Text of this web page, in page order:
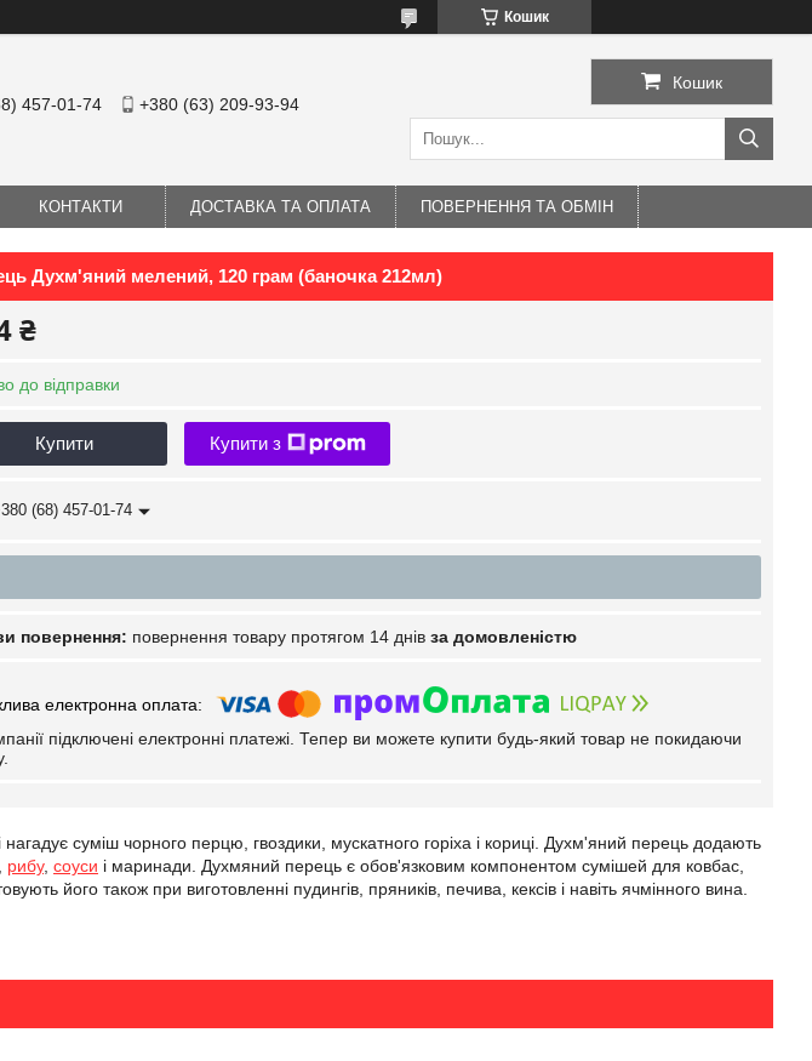
Кошик
457-01-74 +380 (63) 209-93-94
Кошик
КОНТАКТИ ДОСТАВКА ТА ОПЛАТА ПОВЕРНЕННЯ ТА ОБМІН
Духм'яний мелений, 120 грам (баночка 212мл)
₴
до відправки
Купити Купити з
(68) 457-01-74
повернення товару протягом 14 днів за домовленістю
підключені електронні платежі. Тепер ви можете купити будь-який товар не покидаючи
суміш чорного перцю, гвоздики, мускатного горіха і кориці. Духм'яний перець додають
рибу, соуси і маринади. Духмяний перець є обов'язковим компонентом сумішей для ковбас,
його також при виготовленні пудингів, пряників, печива, кексів і навіть ячмінного вина.